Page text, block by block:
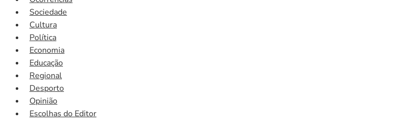
Sociedade
Cultura
Política
Economia
Educação
Regional
Desporto
Opinião
Escolhas do Editor